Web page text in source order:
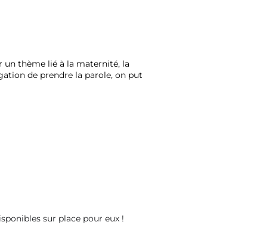
un thème lié à la maternité, la
de prendre la parole, on put
sur place pour eux !